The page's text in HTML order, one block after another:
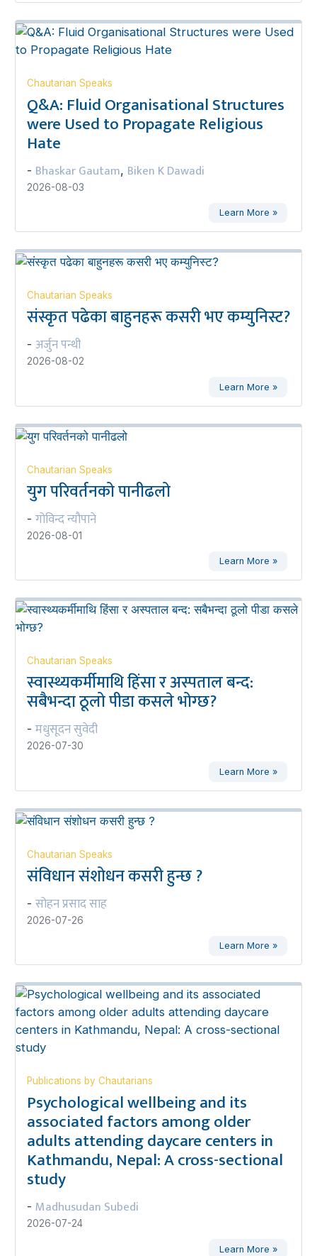
Chautarian Speaks
Q&A: Fluid Organisational Structures
were Used to Propagate Religious
Hate
- Bhaskar Gautam, Biken K Dawadi
2026-08-03
Learn More »
Chautarian Speaks
संस्कृत पढेका बाहुनहरू कसरी भए कम्युनिस्ट?
- अर्जुन पन्थी
2026-08-02
Learn More »
Chautarian Speaks
युग परिवर्तनको पानीढलो
- गोविन्द न्यौपाने
2026-08-01
Learn More »
Chautarian Speaks
स्वास्थ्यकर्मीमाथि हिंसा र अस्पताल बन्द:
सबैभन्दा ठूलो पीडा कसले भोग्छ?
- मधुसूदन सुवेदी
2026-07-30
Learn More »
Chautarian Speaks
संविधान संशोधन कसरी हुन्छ ?
- सोहन प्रसाद साह
2026-07-26
Learn More »
Publications by Chautarians
Psychological wellbeing and its
associated factors among older
adults attending daycare centers in
Kathmandu, Nepal: A cross-sectional
study
- Madhusudan Subedi
2026-07-24
Learn More »